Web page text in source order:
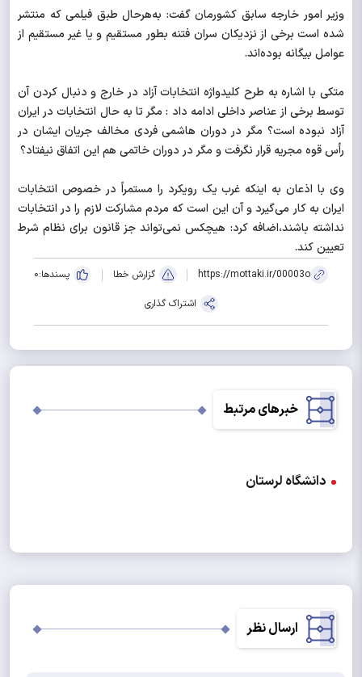
وزیر امور خارجه سابق کشورمان گفت: به‌هرحال طبق فیلمی که منتشر
شده است برخی از نزدیکان سران فتنه بطور مستقیم و یا غیر مستقیم از
عوامل بیگانه بوده‌اند.
متکی با اشاره به طرح کلیدواژه انتخابات آزاد در خارج و دنبال کردن آن
توسط برخی از عناصر داخلی ادامه داد : مگر تا به حال انتخابات در ایران
آزاد نبوده است؟ مگر در دوران هاشمی فردی مخالف جریان ایشان در
رأس قوه مجریه قرار نگرفت و مگر در دوران خاتمی هم این اتفاق نیفتاد؟
وی با اذعان به اینکه غرب یک رویکرد را مستمراً در خصوص انتخابات
ایران به کار می‌گیرد و آن این است که مردم مشارکت لازم را در انتخابات
نداشته باشند،‌اضافه کرد: هیچکس نمی‌تواند جز قانون برای نظام شرط
تعیین کند.
https://mottaki.ir/00003o گزارش خطا پسندها:0
اشتراک گذاری
خبرهای مرتبط
دانشگاه لرستان
ارسال نظر